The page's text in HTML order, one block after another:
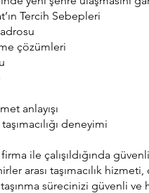
Tercih Sebepleri
çözümleri
anlayışı
deneyimi
firma ile çalışıldığında
arası taşımacılık
sürecinizi güvenli ve